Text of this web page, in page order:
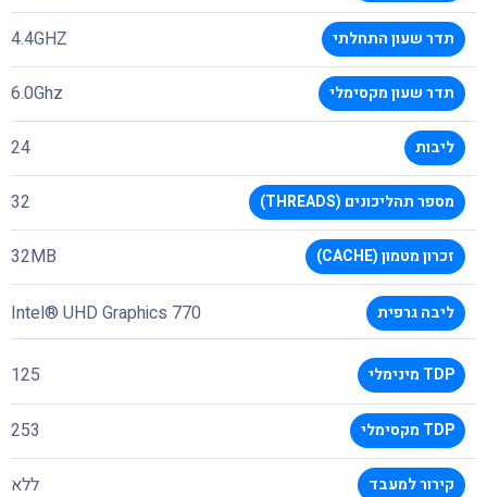
תדר שעון התחלתי 4.4GHZ
תדר שעון מקסימלי 6.0Ghz
ליבות 24
מספר תהליכונים (THREADS) 32
זכרון מטמון (CACHE) 32MB
ליבה גרפית Intel® UHD Graphics 770
TDP מינימלי 125
TDP מקסימלי 253
קירור למעבד ללא